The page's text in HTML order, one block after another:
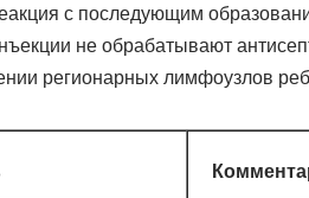
с последующим
не обрабатывают
регионарных лимфоузлов